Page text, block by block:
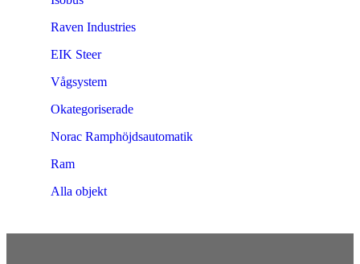
Raven Industries
EIK Steer
Vågsystem
Okategoriserade
Norac Ramphöjdsautomatik
Ram
Alla objekt